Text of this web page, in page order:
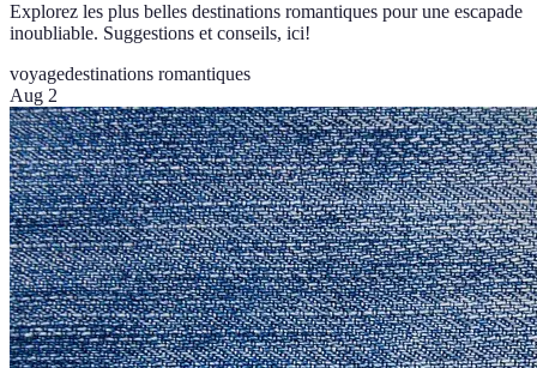
Explorez les plus belles destinations romantiques pour une escapade
inoubliable. Suggestions et conseils, ici!
voyagedestinations romantiques
Aug 2